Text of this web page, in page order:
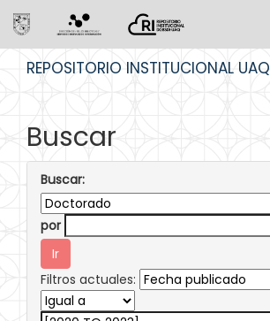
REPOSITORIO INSTITUCIONAL UAQ
Buscar
Buscar:
por
Filtros actuales: